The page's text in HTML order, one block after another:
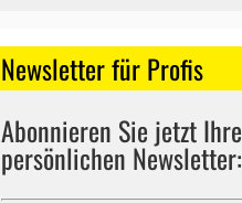
Newsletter für Profis
Abonnieren Sie jetzt Ihre
persönlichen Newsletter: